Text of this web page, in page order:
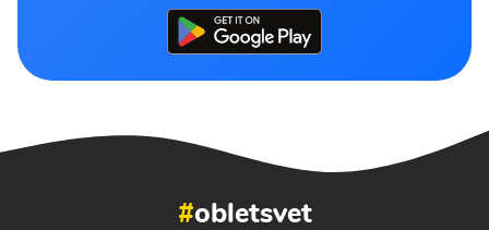
#obletsvet